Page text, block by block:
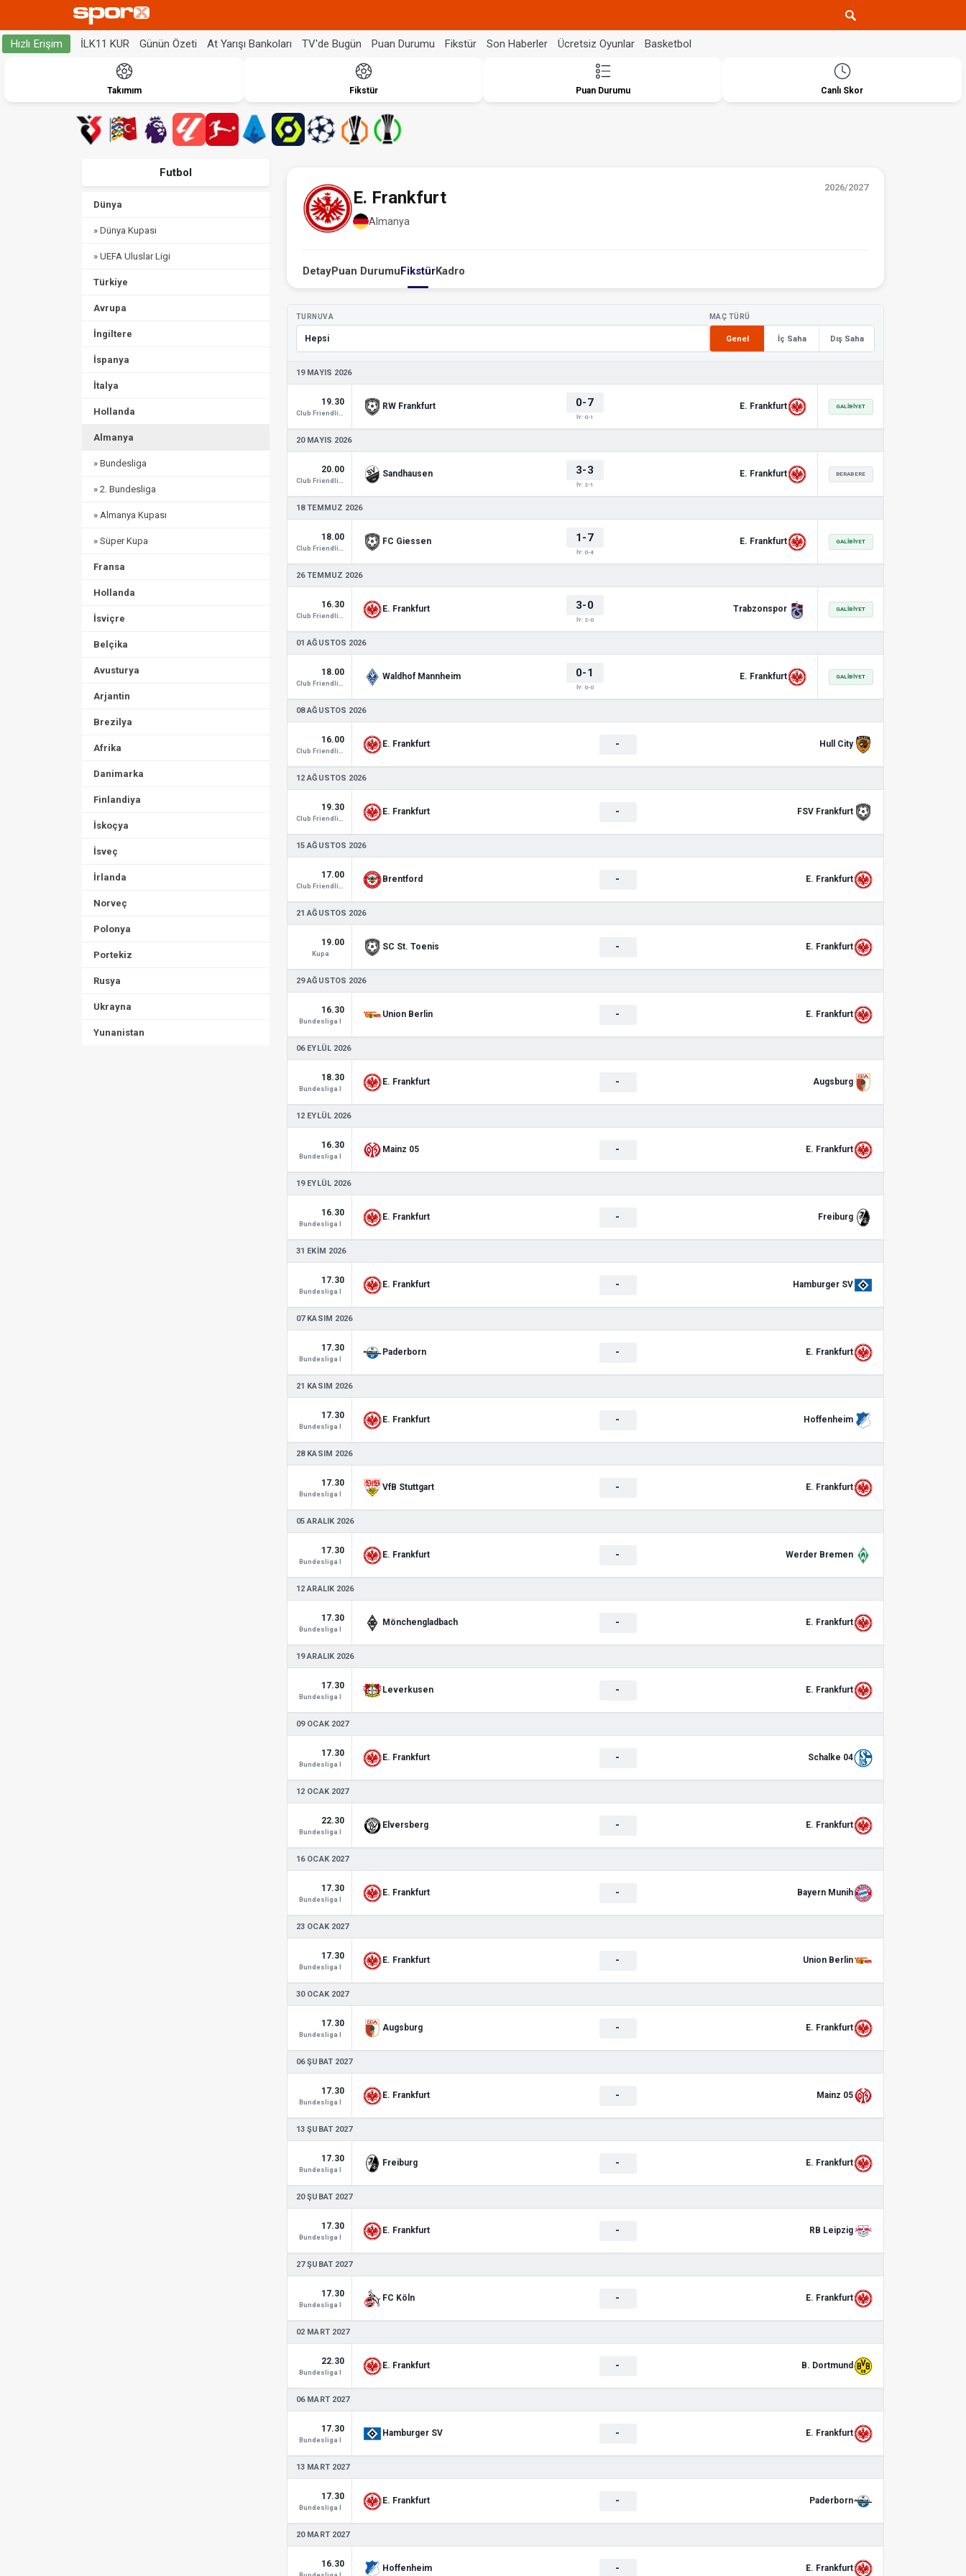
Hızlı Erişim İLK11 KUR Günün Özeti At Yarışı Bankoları TV'de Bugün Puan Durumu Fikstür Son Haberler Ücretsiz Oyunlar Basketbol
Takımım Fikstür Puan Durumu Canlı Skor
Futbol
Dünya
» Dünya Kupası
» UEFA Uluslar Ligi
Türkiye
Avrupa
İngiltere
İspanya
İtalya
Hollanda
Almanya
» Bundesliga
» 2. Bundesliga
» Almanya Kupası
» Süper Kupa
Fransa
Hollanda
İsviçre
Belçika
Avusturya
Arjantin
Brezilya
Afrika
Danimarka
Finlandiya
İskoçya
İsveç
İrlanda
Norveç
Polonya
Portekiz
Rusya
Ukrayna
Yunanistan
2026/2027
E. Frankfurt
Almanya
DetayPuan DurumuFikstürKadro
TURNUVA MAÇ TÜRÜ
Genel İç Saha Dış Saha
19 MAYIS 2026
19.30 RW Frankfurt 0-7
İY: 0-1
E. Frankfurt GALIBIYET
20 MAYIS 2026
20.00 Sandhausen 3-3
İY: 2-1
E. Frankfurt BERABERE
18 TEMMUZ 2026
18.00 FC Giessen 1-7
İY: 0-4
E. Frankfurt GALIBIYET
26 TEMMUZ 2026
16.30 E. Frankfurt 3-0
İY: 2-0
Trabzonspor GALIBIYET
01 AĞUSTOS 2026
18.00 Waldhof Mannheim 0-1
İY: 0-0
E. Frankfurt GALIBIYET
08 AĞUSTOS 2026
16.00 E. Frankfurt - Hull City
12 AĞUSTOS 2026
19.30 E. Frankfurt - FSV Frankfurt
15 AĞUSTOS 2026
17.00 Brentford - E. Frankfurt
21 AĞUSTOS 2026
19.00
Kupa
SC St. Toenis - E. Frankfurt
29 AĞUSTOS 2026
16.30
Bundesliga I
Union Berlin - E. Frankfurt
06 EYLÜL 2026
18.30
Bundesliga I
E. Frankfurt - Augsburg
12 EYLÜL 2026
16.30
Bundesliga I
Mainz 05 - E. Frankfurt
19 EYLÜL 2026
16.30
Bundesliga I
E. Frankfurt - Freiburg
31 EKIM 2026
17.30
Bundesliga I
E. Frankfurt - Hamburger SV
07 KASIM 2026
17.30
Bundesliga I
Paderborn - E. Frankfurt
21 KASIM 2026
17.30
Bundesliga I
E. Frankfurt - Hoffenheim
28 KASIM 2026
17.30
Bundesliga I
VfB Stuttgart - E. Frankfurt
05 ARALIK 2026
17.30
Bundesliga I
E. Frankfurt - Werder Bremen
12 ARALIK 2026
17.30
Bundesliga I
Mönchengladbach - E. Frankfurt
19 ARALIK 2026
17.30
Bundesliga I
Leverkusen - E. Frankfurt
09 OCAK 2027
17.30
Bundesliga I
E. Frankfurt - Schalke 04
12 OCAK 2027
22.30
Bundesliga I
Elversberg - E. Frankfurt
16 OCAK 2027
17.30
Bundesliga I
E. Frankfurt - Bayern Munih
23 OCAK 2027
17.30
Bundesliga I
E. Frankfurt - Union Berlin
30 OCAK 2027
17.30
Bundesliga I
Augsburg - E. Frankfurt
06 ŞUBAT 2027
17.30
Bundesliga I
E. Frankfurt - Mainz 05
13 ŞUBAT 2027
17.30
Bundesliga I
Freiburg - E. Frankfurt
20 ŞUBAT 2027
17.30
Bundesliga I
E. Frankfurt - RB Leipzig
27 ŞUBAT 2027
17.30
Bundesliga I
FC Köln - E. Frankfurt
02 MART 2027
22.30
Bundesliga I
E. Frankfurt - B. Dortmund
06 MART 2027
17.30
Bundesliga I
Hamburger SV - E. Frankfurt
13 MART 2027
17.30
Bundesliga I
E. Frankfurt - Paderborn
20 MART 2027
16.30 Hoffenheim - E. Frankfurt